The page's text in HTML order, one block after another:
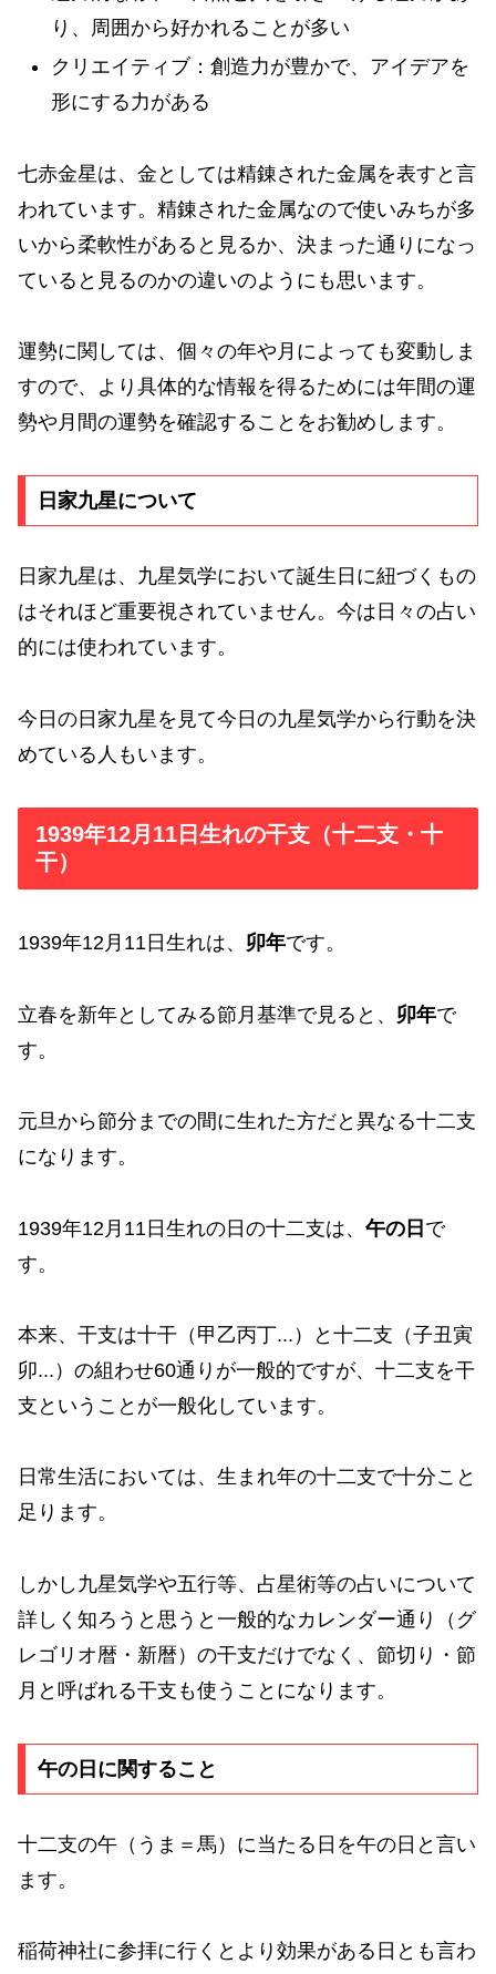
り、周囲から好かれることが多い
クリエイティブ：創造力が豊かで、アイデアを
形にする力がある
七赤金星は、金としては精錬された金属を表すと言
われています。精錬された金属なので使いみちが多
いから柔軟性があると見るか、決まった通りになっ
ていると見るのかの違いのようにも思います。
運勢に関しては、個々の年や月によっても変動しま
すので、より具体的な情報を得るためには年間の運
勢や月間の運勢を確認することをお勧めします。
日家九星について
日家九星は、九星気学において誕生日に紐づくもの
はそれほど重要視されていません。今は日々の占い
的には使われています。
今日の日家九星を見て今日の九星気学から行動を決
めている人もいます。
1939年12月11日生れの干支（十二支・十
干）
1939年12月11日生れは、 卯年です。
立春を新年としてみる節月基準で見ると、 卯年で
す。
元旦から節分までの間に生れた方だと異なる十二支
になります。
1939年12月11日生れの日の十二支は、 午の日 で
す。
本来、干支は十干（甲乙丙丁...）と十二支（子丑寅
卯...）の組わせ60通りが一般的ですが、十二支を干
支ということが一般化しています。
日常生活においては、生まれ年の十二支で十分こと
足ります。
しかし九星気学や五行等、占星術等の占いについて
詳しく知ろうと思うと一般的なカレンダー通り（グ
レゴリオ暦・新暦）の干支だけでなく、節切り・節
月と呼ばれる干支も使うことになります。
午の日に関すること
十二支の午（うま＝馬）に当たる日を午の日と言い
ます。
稲荷神社に参拝に行くとより効果がある日とも言わ